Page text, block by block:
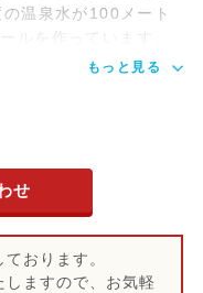
温泉水が100メート
ルを作っています。
もっと見る
せ
おります。
ますので、お気軽